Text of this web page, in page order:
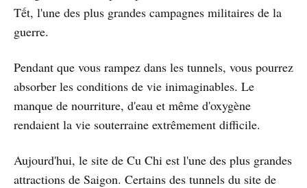
Tết, l'une des plus grandes campagnes militaires de la
guerre.
Pendant que vous rampez dans les tunnels, vous pourrez
absorber les conditions de vie inimaginables. Le
manque de nourriture, d'eau et même d'oxygène
rendaient la vie souterraine extrêmement difficile.
Aujourd'hui, le site de Cu Chi est l'une des plus grandes
attractions de Saigon. Certains des tunnels du site de